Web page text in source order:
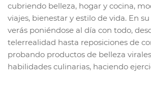
cubriendo belleza, hogar y cocina,
viajes, bienestar y estilo de vida. En
verás poniéndose al día con todo,
telerrealidad hasta reposiciones de
probando productos de belleza
habilidades culinarias, haciendo